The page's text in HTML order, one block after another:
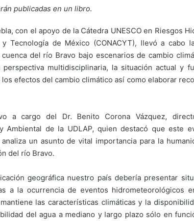
publicadas en un libro.
con el apoyo de la Cátedra UNESCO en Riesgos
Tecnología de México (CONACYT), llevó a cabo
del río Bravo bajo escenarios de cambio
multidisciplinaria, la situación actual y
efectos del cambio climático así como elaborar
a cargo del Dr. Benito Corona Vázquez,
Ambiental de la UDLAP, quien destacó que este
un asunto de vital importancia para la
del río Bravo.
geográfica nuestro país debería presentar
a la ocurrencia de eventos hidrometeorológicos
las características climáticas y la
del agua a mediano y largo plazo sólo en